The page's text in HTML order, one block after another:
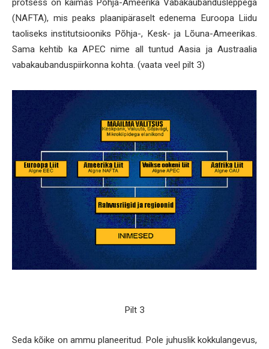
protsess on käimas Põhja-Ameerika Vabakaubandusleppega
(NAFTA), mis peaks plaanipäraselt edenema Euroopa Liidu
taoliseks institutsiooniks Põhja-, Kesk- ja Lõuna-Ameerikas.
Sama kehtib ka APEC nime all tuntud Aasia ja Austraalia
vabakaubanduspiirkonna kohta. (vaata veel pilt 3)
Pilt 3
Seda kõike on ammu planeeritud. Pole juhuslik kokkulangevus,